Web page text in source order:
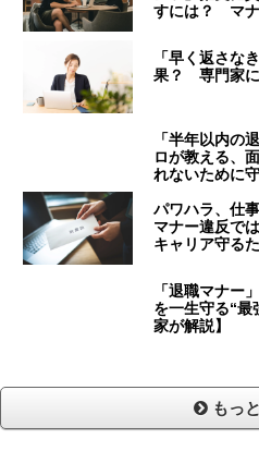
すには？ マ
「早く返さな
果？ 専門家に
「半年以内
ロが教える、
れないために
パワハラ、仕
マナー違反で
キャリア守る
「退職マナー
を一生守る“最
家が解説】
もっ